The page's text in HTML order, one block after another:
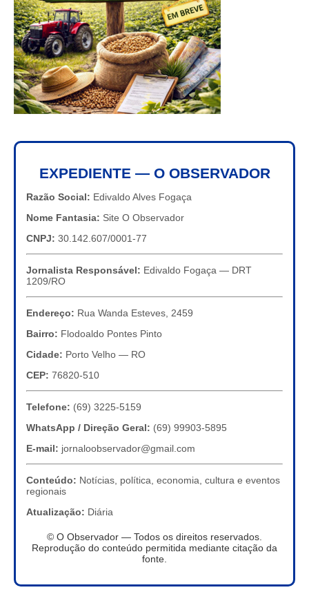
EXPEDIENTE — O OBSERVADOR
Razão Social: Edivaldo Alves Fogaça
Nome Fantasia: Site O Observador
CNPJ: 30.142.607/0001-77
Jornalista Responsável: Edivaldo Fogaça — DRT
1209/RO
Endereço: Rua Wanda Esteves, 2459
Bairro: Flodoaldo Pontes Pinto
Cidade: Porto Velho — RO
CEP: 76820-510
Telefone: (69) 3225-5159
WhatsApp / Direção Geral: (69) 99903-5895
E-mail: jornaloobservador@gmail.com
Conteúdo: Notícias, política, economia, cultura e eventos
regionais
Atualização: Diária
© O Observador — Todos os direitos reservados.
Reprodução do conteúdo permitida mediante citação da
fonte.